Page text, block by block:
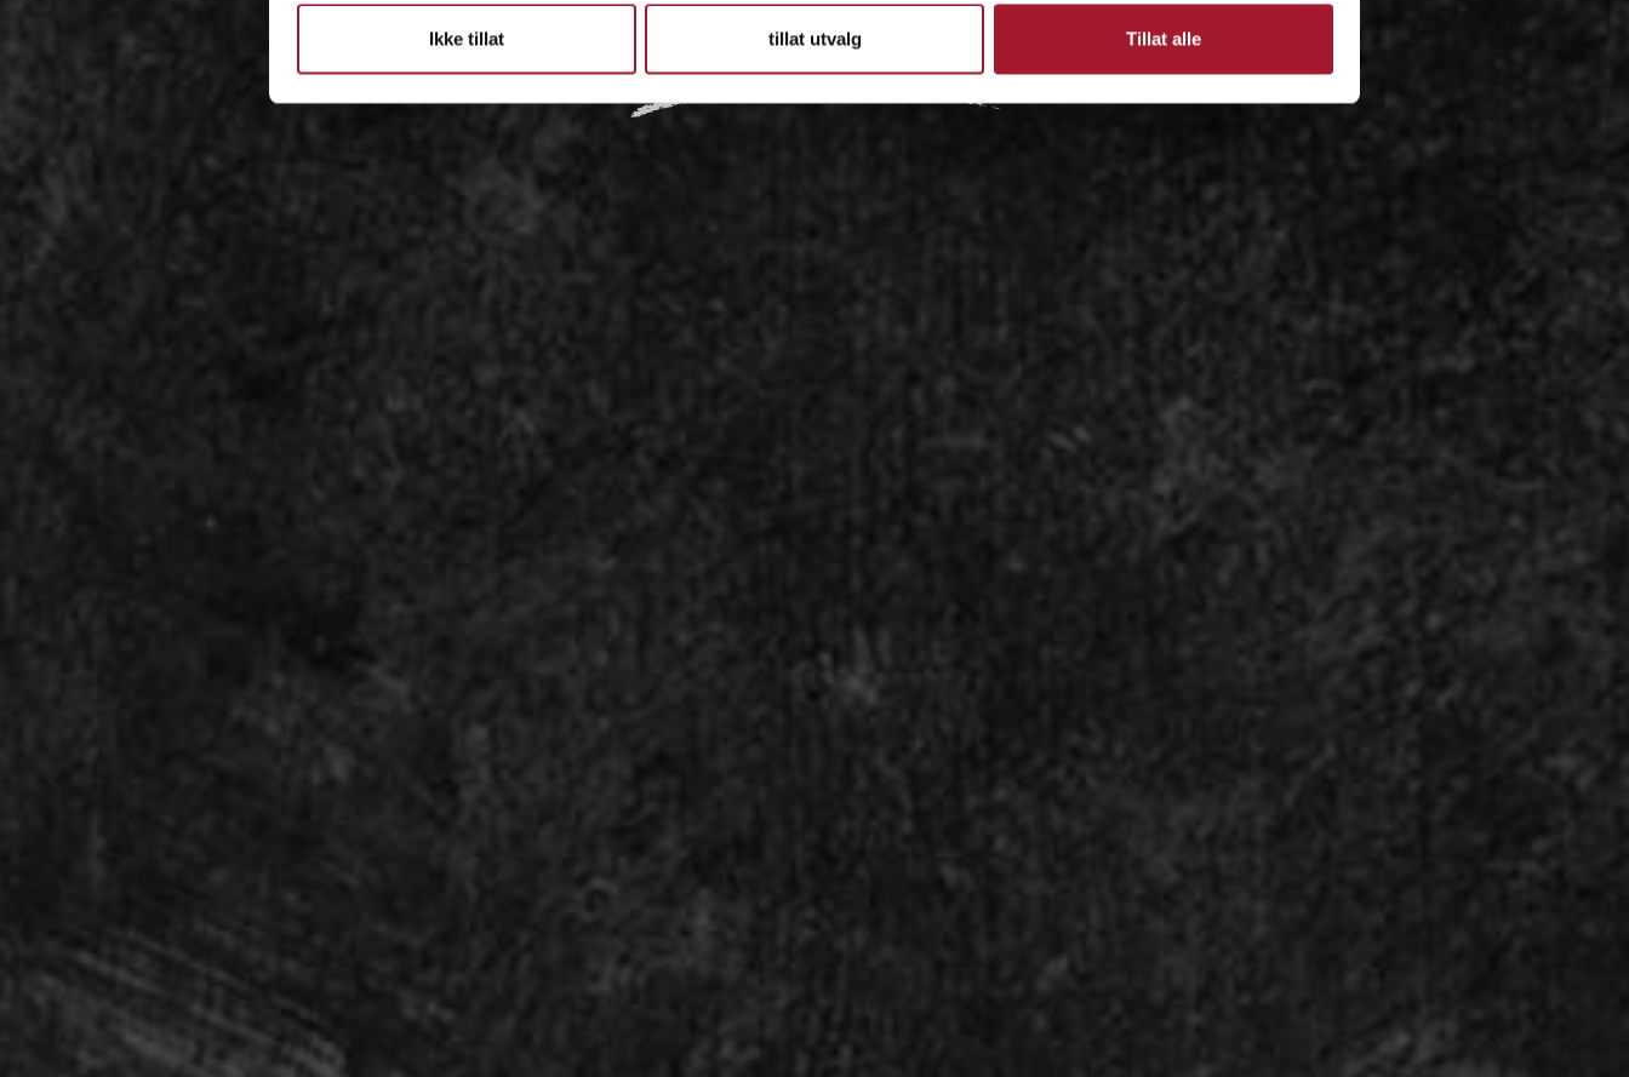
Ikke tillat tillat utvalg Tillat alle